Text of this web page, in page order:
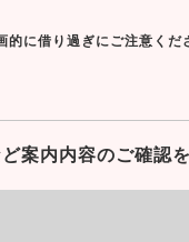
的に借り過ぎにご注意くだ
案内内容のご確認を